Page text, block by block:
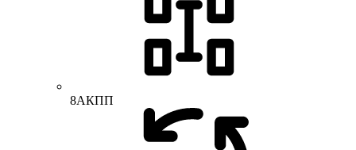
8АКПП